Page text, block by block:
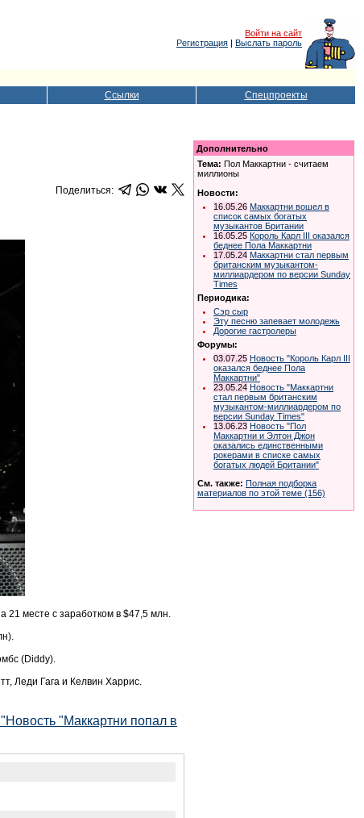
Войти на сайт
Регистрация | Выслать пароль
Ссылки Спецпроекты
Поделиться:
21 месте с заработком в $47,5 млн.
(Diddy).
Леди Гага и Келвин Харрис.
"Маккартни попал в
Дополнительно
Тема: Пол Маккартни - считаем
миллионы
Новости:
16.05.26 Маккартни вошел в
список самых богатых
музыкантов Британии
16.05.25 Король Карл III оказался
беднее Пола Маккартни
17.05.24 Маккартни стал первым
британским музыкантом-
миллиардером по версии Sunday
Times
Периодика:
Сэр сыр
Эту песню запевает молодежь
Дорогие гастролеры
Форумы:
03.07.25 Новость "Король Карл III
оказался беднее Пола
Маккартни"
23.05.24 Новость "Маккартни
стал первым британским
музыкантом-миллиардером по
версии Sunday Times"
13.06.23 Новость "Пол
Маккартни и Элтон Джон
оказались единственными
рокерами в списке самых
богатых людей Британии"
См. также: Полная подборка
материалов по этой теме (156)